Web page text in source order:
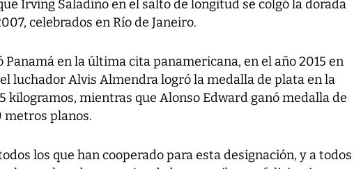
Irving Saladino en el salto de longitud se colgó la dorada
celebrados en Río de Janeiro.
Panamá en la última cita panamericana, en el año 2015 en
luchador Alvis Almendra logró la medalla de plata en la
kilogramos, mientras que Alonso Edward ganó medalla de
metros planos.
los que han cooperado para esta designación, y a todos